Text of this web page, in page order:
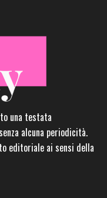
una testata
alcuna periodicità.
editoriale ai sensi della